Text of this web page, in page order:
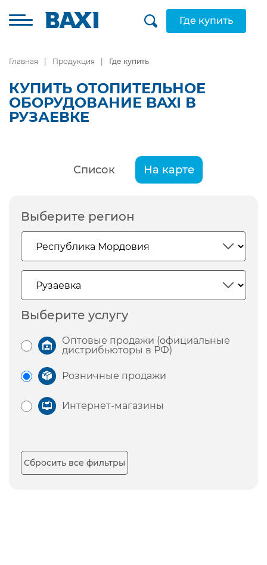
Где купить
Главная Продукция Где купить
КУПИТЬ ОТОПИТЕЛЬНОЕ
ОБОРУДОВАНИЕ BAXI В
РУЗАЕВКЕ
Список На карте
Выберите регион
Выберите услугу
Оптовые продажи (официальные
дистрибьюторы в РФ)
Розничные продажи
Интернет-магазины
Сбросить все фильтры